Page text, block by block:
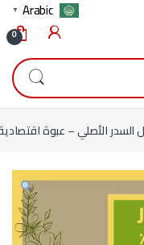
0
الأصلي – عبوة اقتصادية –
Arabic
▼